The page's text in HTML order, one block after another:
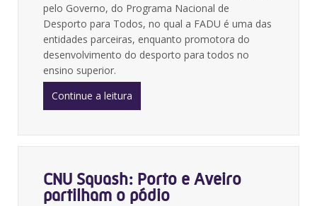
pelo Governo, do Programa Nacional de
Desporto para Todos, no qual a FADU é uma das
entidades parceiras, enquanto promotora do
desenvolvimento do desporto para todos no
ensino superior.
Continue a leitura
CNU Squash: Porto e Aveiro
partilham o pódio